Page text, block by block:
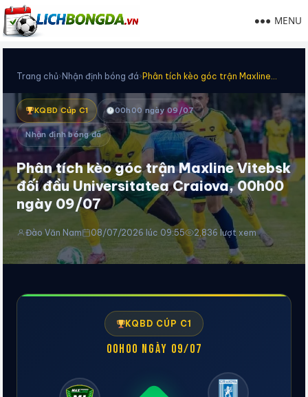
MENU
Trang chủ› Nhận định bóng đá› Phân tích kèo góc trận Maxline…
KQBD Cúp C1 00h00 ngày 09/07
Nhận định bóng đá
Phân tích kèo góc trận Maxline Vitebsk
đối đầu Universitatea Craiova, 00h00
ngày 09/07
Đào Văn Nam 08/07/2026 lúc 09:55 2,836 lượt xem
KQBD CÚP C1
00h00 ngày 09/07